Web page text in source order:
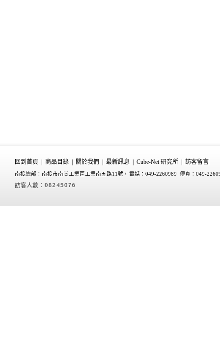
回到首頁 商品目錄 關於我們 最新訊息 Cube-Net 研究所 訪客留言
南投總部：南投市南崗工業區工業南五路11號 / 電話：049-2260989 傳真：049-
訪客人數：